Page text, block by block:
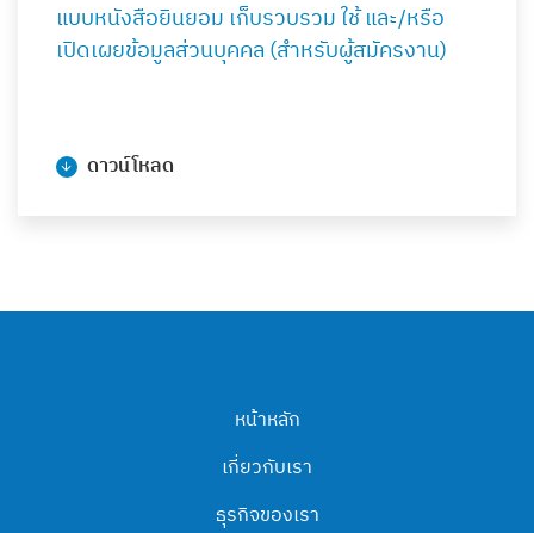
แบบหนังสือยินยอม เก็บรวบรวม ใช้ และ/หรือ
เปิดเผยข้อมูลส่วนบุคคล (สำหรับผู้สมัครงาน)
ดาวน์โหลด
หน้าหลัก
เกี่ยวกับเรา
ธุรกิจของเรา